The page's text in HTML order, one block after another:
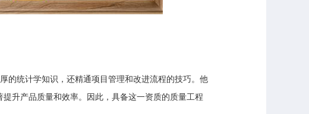
的统计学知识，还精通项目管理和改进流程的技巧。他
升产品质量和效率。因此，具备这一资质的质量工程